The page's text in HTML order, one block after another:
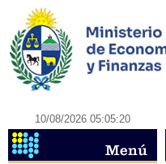
10/08/2026 05:05:20